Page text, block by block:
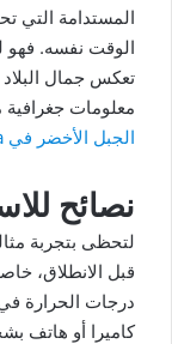
المستدامة التي
الوقت نفسه. فهو
تعكس جمال البلاد
معلومات
الجبل الأخضر في Encyclopaedia Britannica
نصائح
لتحظى بتجربة
قبل الانطلاق،
درجات الحرارة
كاميرا أو هاتف